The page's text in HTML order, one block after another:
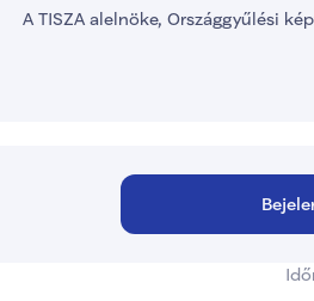
A TISZA alelnöke, Országgyűlési